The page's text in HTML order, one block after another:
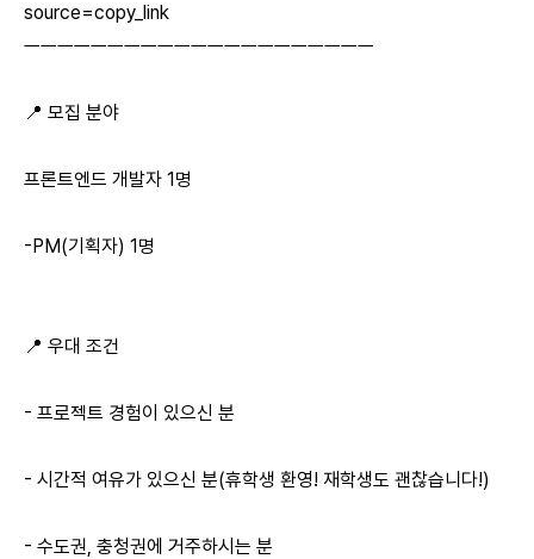
source=copy_link
ㅡㅡㅡㅡㅡㅡㅡㅡㅡㅡㅡㅡㅡㅡㅡㅡㅡㅡㅡㅡㅡ
📍 모집 분야
프론트엔드 개발자 1명
-PM(기획자) 1명
📍 우대 조건
- 프로젝트 경험이 있으신 분
- 시간적 여유가 있으신 분(휴학생 환영! 재학생도 괜찮습니다!)
- 수도권, 충청권에 거주하시는 분